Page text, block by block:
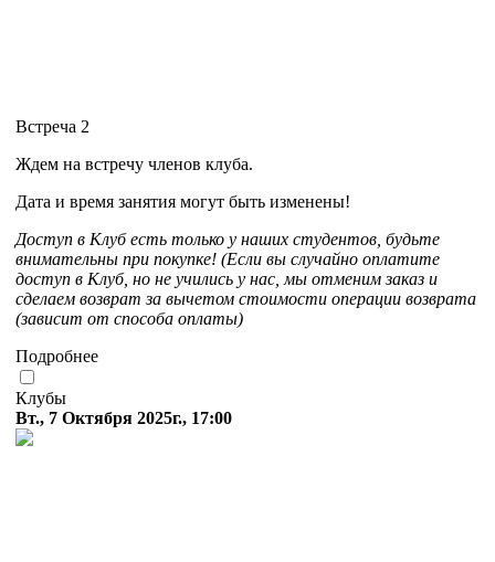
Встреча 2
Ждем на встречу членов клуба.
Дата и время занятия могут быть изменены!
Доступ в Клуб есть только у наших студентов, будьте
внимательны при покупке! (Если вы случайно оплатите
доступ в Клуб, но не учились у нас, мы отменим заказ и
сделаем возврат за вычетом стоимости операции возврата
(зависит от способа оплаты)
Подробнее
Клубы
Вт., 7 Октября 2025г., 17:00